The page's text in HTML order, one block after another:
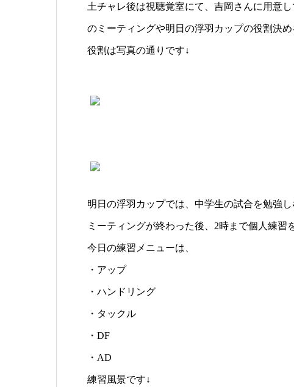
土チャレ後は視聴覚室にて、吉岡さんに用意
のミーティングや明日の浮羽カップの役割決め
役割は写真の通りです↓
明日の浮羽カップでは、中学生の試合を勉強
ミーティングが終わった後、2時まで個人練習
今日の練習メニューは、
・アップ
・ハンドリング
・タックル
・DF
・AD
練習風景です↓